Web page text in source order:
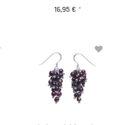
16,95 € *